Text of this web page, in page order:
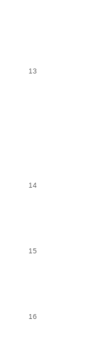
13
14
15
16